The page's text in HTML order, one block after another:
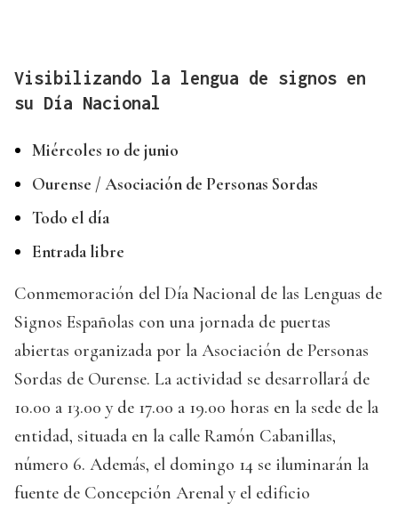
Visibilizando la lengua de signos en
su Día Nacional
Miércoles 10 de junio
Ourense / Asociación de Personas Sordas
Todo el día
Entrada libre
Conmemoración del Día Nacional de las Lenguas de
Signos Españolas con una jornada de puertas
abiertas organizada por la Asociación de Personas
Sordas de Ourense. La actividad se desarrollará de
10.00 a 13.00 y de 17.00 a 19.00 horas en la sede de la
entidad, situada en la calle Ramón Cabanillas,
número 6. Además, el domingo 14 se iluminarán la
fuente de Concepción Arenal y el edificio